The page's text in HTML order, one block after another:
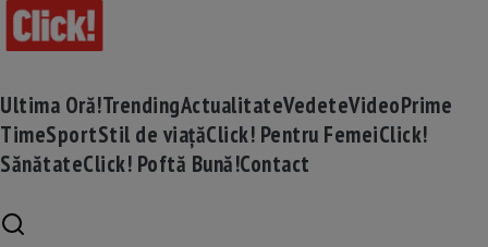
Ultima Oră!TrendingActualitateVedeteVideoPrime
TimeSportStil de viațăClick! Pentru FemeiClick!
SănătateClick! Poftă Bună!Contact